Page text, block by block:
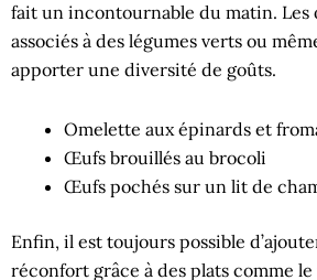
fait un incontournable du matin.
associés à des légumes verts ou
apporter une diversité de goûts.
Omelette aux épinards et
Œufs brouillés au brocoli
Œufs pochés sur un lit de
Enfin, il est toujours possible
réconfort grâce à des plats comme